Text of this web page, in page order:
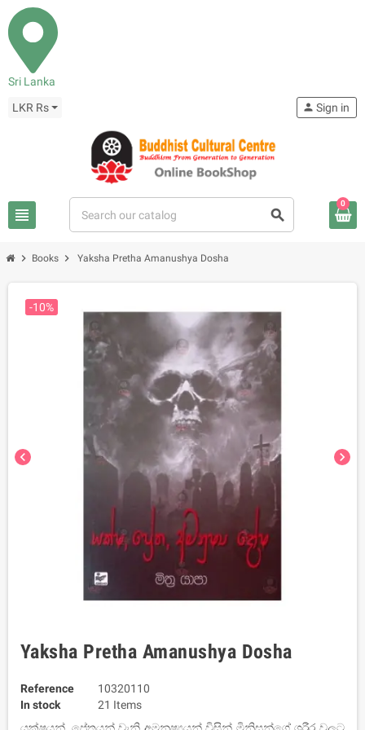
Sri Lanka
LKR Rs
view_headline search
person Sign in
0
chevron_right Books chevron_right Yaksha Pretha Amanushya Dosha
chevron_left chevron_right
-10%
Yaksha Pretha Amanushya Dosha
Reference
10320110
In stock
21 Items